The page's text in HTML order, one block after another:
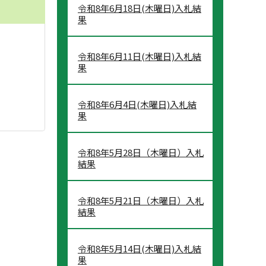
令和8年6月18日(木曜日)入札結
果
令和8年6月11日(木曜日)入札結
果
令和8年6月4日(木曜日)入札結
果
令和8年5月28日（木曜日）入札
結果
令和8年5月21日（木曜日）入札
結果
令和8年5月14日(木曜日)入札結
果